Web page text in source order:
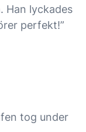
Han lyckades
perfekt!”
tog under